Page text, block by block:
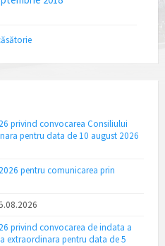
privind convocarea Consiliului
pentru data de 10 august 2026
pentru comunicarea prin
privind convocarea de indata a
extraordinara pentru data de 5